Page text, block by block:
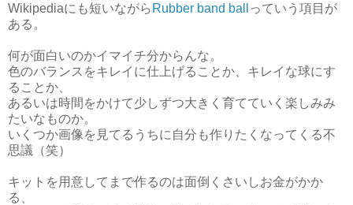
Wikipediaにも短いながら Rubber band ball
っていう項目が
ある。
何が面白いのかイマイチ分からんな。
色のバランスをキレイに仕上げることか、キレイな球にす
ることか、
あるいは時間をかけて少しずつ大きく育てていく楽しみみ
たいなものか。
いくつか画像を見てるうちに自分も作りたくなってくる不
思議（笑）
キットを用意してまで作るのは面倒くさいしお金がかか
る、